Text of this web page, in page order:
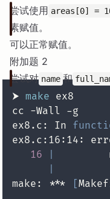
尝试使用 areas[0] =
素赋值。
可以正常赋值。
附加题 2
尝试对 name 和
⮞ make
ex8.c: In
ex8.c:16:14:
16
make: ***